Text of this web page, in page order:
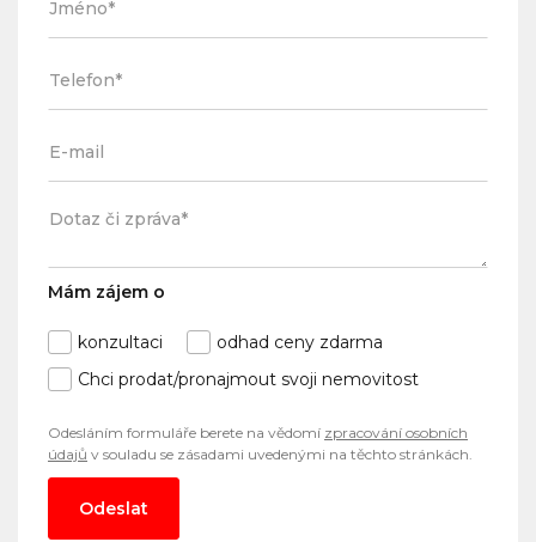
Mám zájem o
konzultaci
odhad ceny zdarma
Chci prodat/pronajmout svoji nemovitost
Odesláním formuláře berete na vědomí zpracování osobních
údajů v souladu se zásadami uvedenými na těchto stránkách.
Odeslat